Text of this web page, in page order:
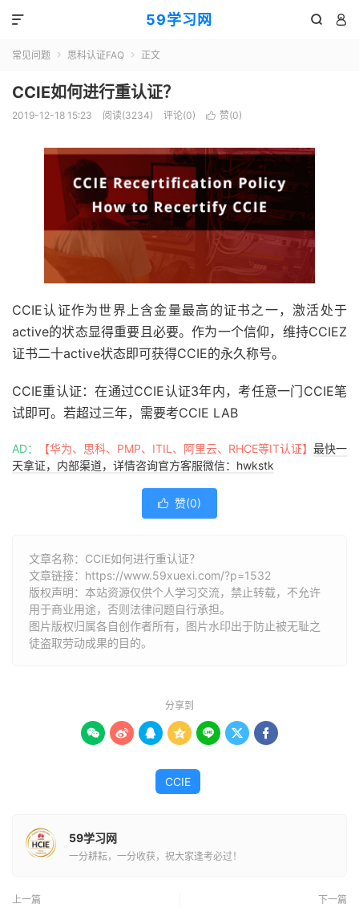
59学习网  

常见问题  思科认证FAQ  正文
CCIE如何进行重认证？
2019-12-18 15:23 阅读(3234) 评论(0)  赞(0)
CCIE认证作为世界上含金量最高的证书之一，激活处于
active的状态显得重要且必要。作为一个信仰，维持CCIEZ
证书二十active状态即可获得CCIE的永久称号。
CCIE重认证：在通过CCIE认证3年内，考任意一门CCIE笔
试即可。若超过三年，需要考CCIE LAB
AD： 【华为、思科、PMP、ITIL、阿里云、RHCE等IT认证】 最快一
天拿证，内部渠道，详情咨询官方客服微信：hwkstk
 赞(0)
文章名称：CCIE如何进行重认证？
文章链接： https://www.59xuexi.com/?p=1532
版权声明：本站资源仅供个人学习交流，禁止转载，不允许
用于商业用途，否则法律问题自行承担。
图片版权归属各自创作者所有，图片水印出于防止被无耻之
徒盗取劳动成果的目的。
分享到
      
CCIE
59学习网
一分耕耘，一分收获，祝大家逢考必过！
上一篇 下一篇